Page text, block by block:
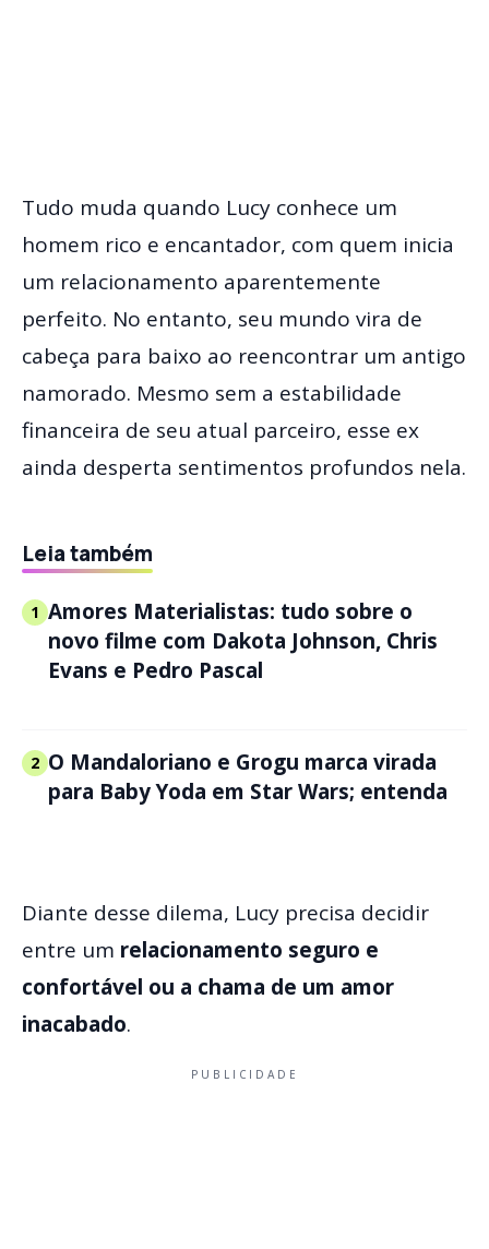
Tudo muda quando Lucy conhece um
homem rico e encantador, com quem inicia
um relacionamento aparentemente
perfeito. No entanto, seu mundo vira de
cabeça para baixo ao reencontrar um antigo
namorado. Mesmo sem a estabilidade
financeira de seu atual parceiro, esse ex
ainda desperta sentimentos profundos nela.
Leia também
1 Amores Materialistas: tudo sobre o
novo filme com Dakota Johnson, Chris
Evans e Pedro Pascal
2 O Mandaloriano e Grogu marca virada
para Baby Yoda em Star Wars; entenda
Diante desse dilema, Lucy precisa decidir
entre um relacionamento seguro e
confortável ou a chama de um amor
inacabado.
PUBLICIDADE